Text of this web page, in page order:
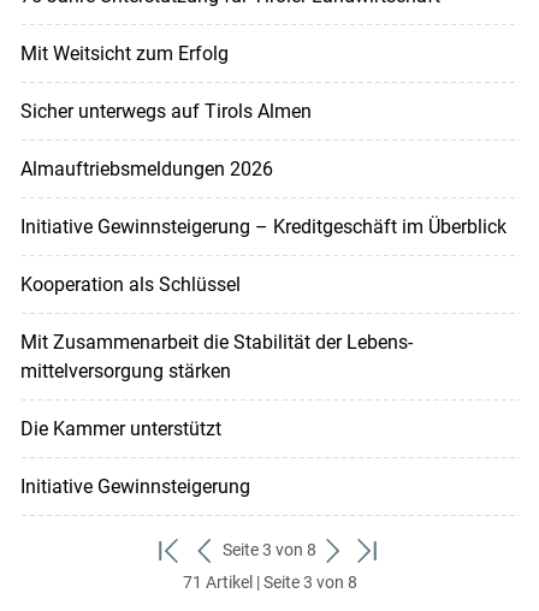
Mit Weitsicht zum Erfolg
Sicher unterwegs auf Tirols Almen
Almauftriebsmeldungen 2026
Initiative Gewinnsteigerung – Kreditgeschäft im Überblick
Kooperation als Schlüssel
Mit Zusammenarbeit die Stabilität der Lebens-
mittelversorgung stärken
Die Kammer unterstützt
Initiative Gewinnsteigerung
zum
ersten
zurück
zum
Seite 3 von 8
weiter
zum
zum
71 Artikel | Seite 3 von 8